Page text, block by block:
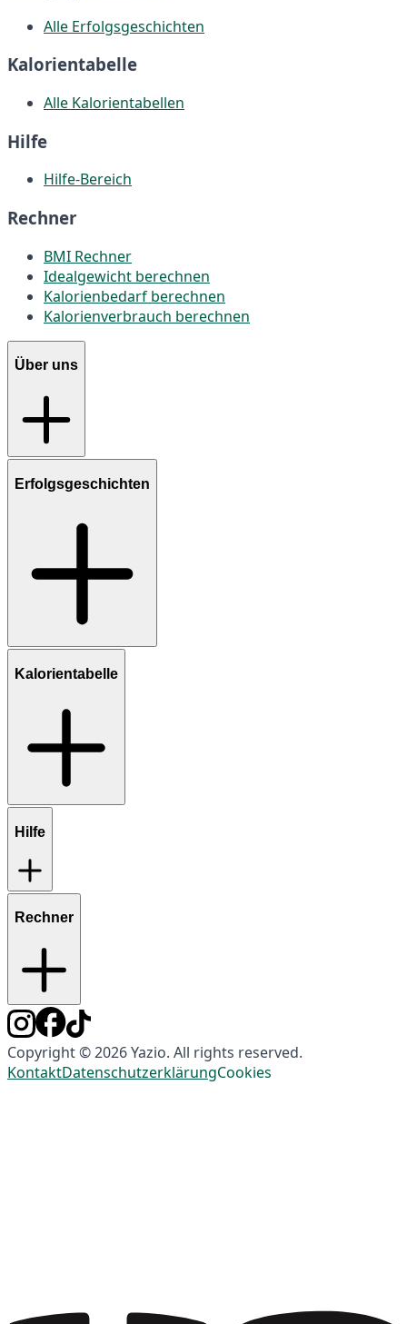
Alle Erfolgsgeschichten
Kalorientabelle
Alle Kalorientabellen
Hilfe
Hilfe-Bereich
Rechner
BMI Rechner
Idealgewicht berechnen
Kalorienbedarf berechnen
Kalorienverbrauch berechnen
Über uns
Erfolgsgeschichten
Kalorientabelle
Hilfe
Rechner
Copyright © 2026 Yazio. All rights reserved.
KontaktDatenschutzerklärungCookies